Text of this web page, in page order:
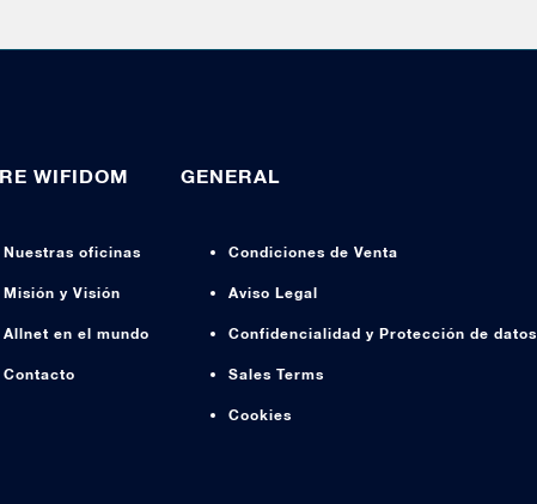
WIFIDOM
Nuestras oficinas
Misión y Visión
Allnet en el mundo
Contacto
GENERAL
Condiciones de Venta
Aviso Legal
Confidencialidad y Protección de datos
Sales Terms
Cookies